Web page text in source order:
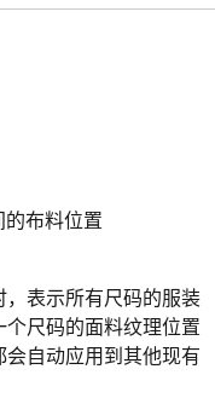
的布料位置
，表示所有尺码的服装
尺码的面料纹理位置
会自动应用到其他现有